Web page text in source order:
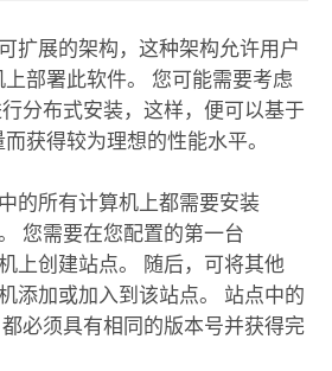
扩展的架构，这种架构允许用户
部署此软件。 您可能需要考虑
分布式安装，这样，便可以基于
获得较为理想的性能水平。
的所有计算机上都需要安装
您需要在您配置的第一台
上创建站点。 随后，可将其他
添加或加入到该站点。 站点中的
必须具有相同的版本号并获得完